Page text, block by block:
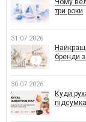
Чому
три роки
31.07.2026
бренди
30.07.2026
Куди